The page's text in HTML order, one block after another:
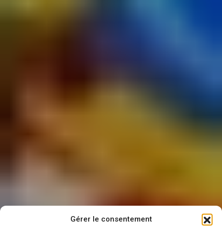
Gérer le consentement